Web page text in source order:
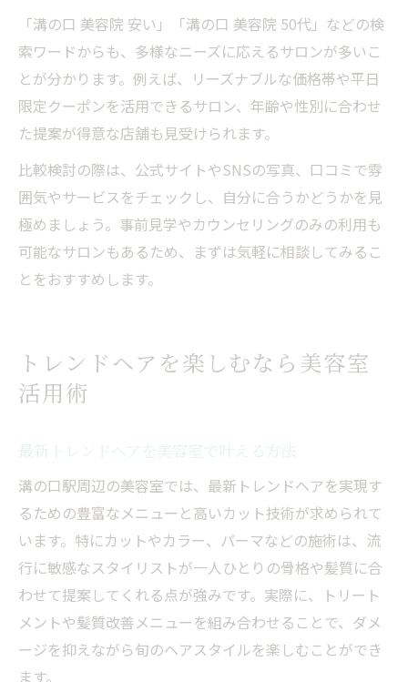
「溝の口 美容院 安い」「溝の口 美容院 50代」などの検
索ワードからも、多様なニーズに応えるサロンが多いこ
とが分かります。例えば、リーズナブルな価格帯や平日
限定クーポンを活用できるサロン、年齢や性別に合わせ
た提案が得意な店舗も見受けられます。
比較検討の際は、公式サイトやSNSの写真、口コミで雰
囲気やサービスをチェックし、自分に合うかどうかを見
極めましょう。事前見学やカウンセリングのみの利用も
可能なサロンもあるため、まずは気軽に相談してみるこ
とをおすすめします。
トレンドヘアを楽しむなら美容室
活用術
最新トレンドヘアを美容室で叶える方法
溝の口駅周辺の美容室では、最新トレンドヘアを実現す
るための豊富なメニューと高いカット技術が求められて
います。特にカットやカラー、パーマなどの施術は、流
行に敏感なスタイリストが一人ひとりの骨格や髪質に合
わせて提案してくれる点が強みです。実際に、トリート
メントや髪質改善メニューを組み合わせることで、ダメ
ージを抑えながら旬のヘアスタイルを楽しむことができ
ます。